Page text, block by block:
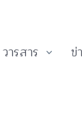
วารสาร ข่